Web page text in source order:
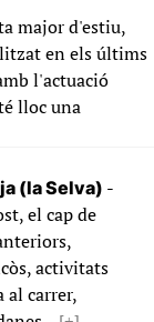
major d'estiu,
en els últims
l'actuació
lloc una
(la Selva) -
el cap de
activitats
carrer,